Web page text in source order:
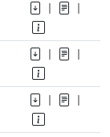
| |
| |
| |